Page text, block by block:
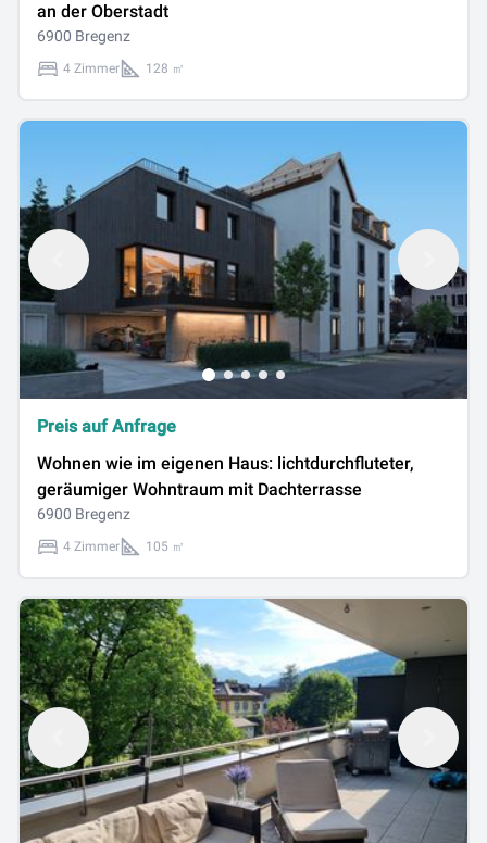
an der Oberstadt
6900 Bregenz
4 Zimmer 128 ㎡
Preis auf Anfrage
Wohnen wie im eigenen Haus: lichtdurchfluteter,
geräumiger Wohntraum mit Dachterrasse
6900 Bregenz
4 Zimmer 105 ㎡